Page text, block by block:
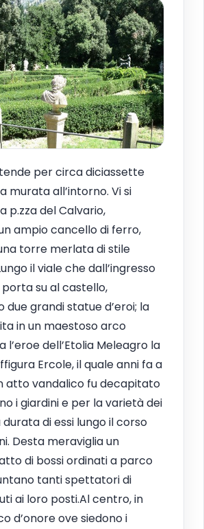
per circa diciassette
murata all’intorno. Vi si
p.zza del Calvario,
ampio cancello di ferro,
torre merlata di stile
il viale che dall’ingresso
su al castello,
due grandi statue d’eroi; la
in un maestoso arco
l’eroe dell’Etolia Meleagro la
Ercole, il quale anni fa a
atto vandalico fu decapitato
i giardini e per la varietà dei
di essi lungo il corso
Desta meraviglia un
di bossi ordinati a parco
tanti spettatori di
ai loro posti.Al centro, in
d’onore ove siedono i